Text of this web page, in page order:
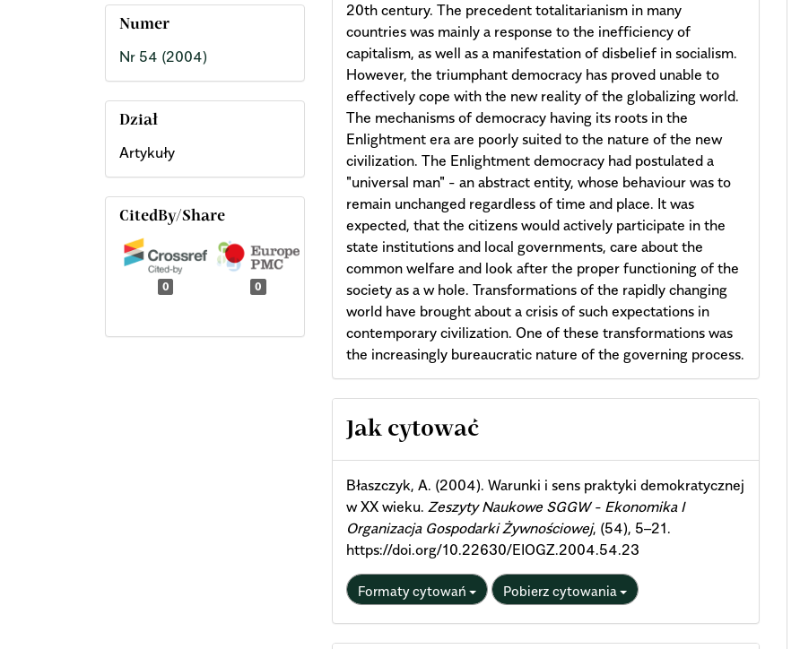
Numer
Nr 54 (2004)
Dział
Artykuły
CitedBy/Share
0 0
20th century. The precedent totalitarianism in many
countries was mainly a response to the inefficiency of
capitalism, as well as a manifestation of disbelief in socialism.
However, the triumphant democracy has proved unable to
effectively cope with the new reality of the globalizing world.
The mechanisms of democracy having its roots in the
Enlightment era are poorly suited to the nature of the new
civilization. The Enlightment democracy had postulated a
"universal man" - an abstract entity, whose behaviour was to
remain unchanged regardless of time and place. It was
expected, that the citizens would actively participate in the
state institutions and local governments, care about the
common welfare and look after the proper functioning of the
society as a w hole. Transformations of the rapidly changing
world have brought about a crisis of such expectations in
contemporary civilization. One of these transformations was
the increasingly bureaucratic nature of the governing process.
Article
Details
Jak cytować
Błaszczyk, A. (2004). Warunki i sens praktyki demokratycznej
w XX wieku.Zeszyty Naukowe SGGW - Ekonomika I
Organizacja Gospodarki Żywnościowej, (54), 5–21.
https://doi.org/10.22630/EIOGZ.2004.54.23
Formaty cytowań Pobierz cytowania